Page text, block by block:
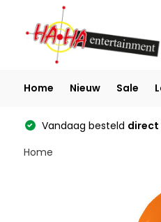
Home Nieuw Sale
Vandaag besteld direct
Home